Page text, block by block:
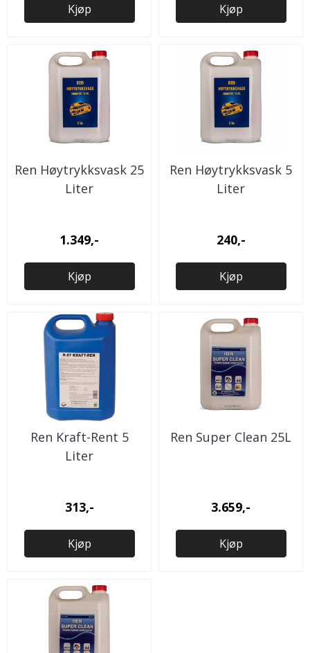
Kjøp Kjøp
Ren Høytrykksvask 25
Liter
1.349,-
Kjøp
Ren Høytrykksvask 5
Liter
240,-
Kjøp
Ren Kraft-Rent 5
Liter
313,-
Kjøp
Ren Super Clean 25L
3.659,-
Kjøp